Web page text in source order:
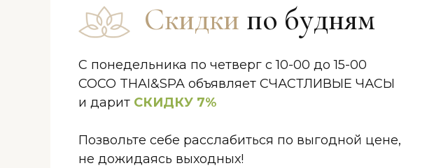
Скидки по будням
С понедельника по четверг с 10-00 до 15-00
COCO THAI&SPA объявляет СЧАСТЛИВЫЕ ЧАСЫ
и дарит СКИДКУ 7%
Позвольте себе расслабиться по выгодной цене,
не дожидаясь выходных!